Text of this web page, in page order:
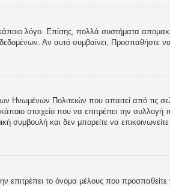
λόγο. Επίσης, πολλά συστήματα
Αν αυτό συμβαίνει, Προσπαθήστε
Ηνωμένων Πολιτειών που απαιτεί από τις
στοιχείο που να επιτρέπει την
και δεν μπορείτε να επικοινωνείτε
επιτρέπει το όνομα μέλους που